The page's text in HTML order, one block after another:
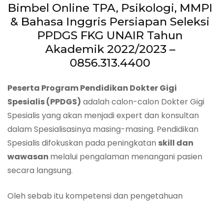
Bimbel Online TPA, Psikologi, MMPI
& Bahasa Inggris Persiapan Seleksi
PPDGS FKG UNAIR Tahun
Akademik 2022/2023 –
0856.313.4400
Peserta Program Pendidikan DokterGigi
Spesialis (PPDGS) adalah calon-calon Dokter Gigi
Spesialis yang akan menjadi expert dan konsultan
dalam Spesialisasinya masing-masing. Pendidikan
Spesialis difokuskan pada peningkatan skill dan
wawasan melalui pengalaman menangani pasien
secara langsung.
Oleh sebab itu kompetensi dan pengetahuan